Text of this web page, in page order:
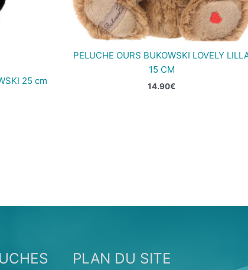
25 cm
PELUCHE OURS BUKOWSKI LOVELY
15 CM
14.90€
PLAN DU SITE